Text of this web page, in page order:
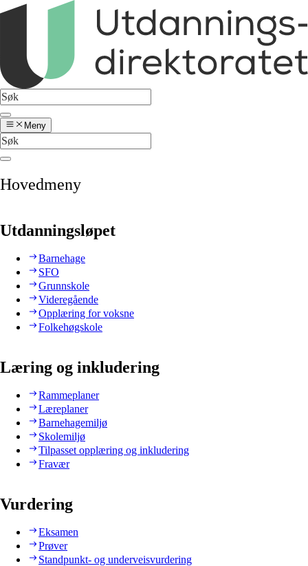
Meny
Hovedmeny
Utdanningsløpet
Barnehage
SFO
Grunnskole
Videregående
Opplæring for voksne
Folkehøgskole
Læring og inkludering
Rammeplaner
Læreplaner
Barnehagemiljø
Skolemiljø
Tilpasset opplæring og inkludering
Fravær
Vurdering
Eksamen
Prøver
Standpunkt- og underveisvurdering